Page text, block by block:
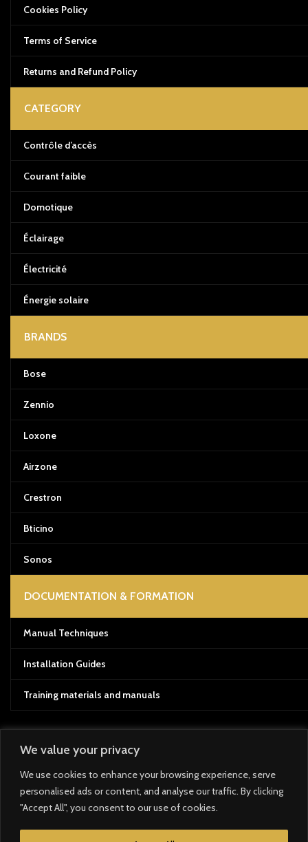
We value your privacy
We use cookies to enhance your browsing experience, serve
personalised ads or content, and analyse our traffic. By clicking
"Accept All", you consent to our use of cookies.
Cookies Policy
Terms of Service
Returns and Refund Policy
CATEGORY
Contrôle d’accès
Courant faible
Domotique
Éclairage
Électricité
Énergie solaire
BRANDS
Bose
Zennio
Loxone
Airzone
Crestron
Bticino
Sonos
DOCUMENTATION & FORMATION
Manual Techniques
Installation Guides
Training materials and manuals
Payment System:
Shipping System: